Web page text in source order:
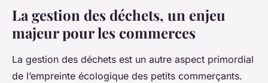
La gestion des déchets, un enjeu
majeur pour les commerces
La gestion des déchets est un autre aspect primordial
de l’empreinte écologique des petits commerçants.